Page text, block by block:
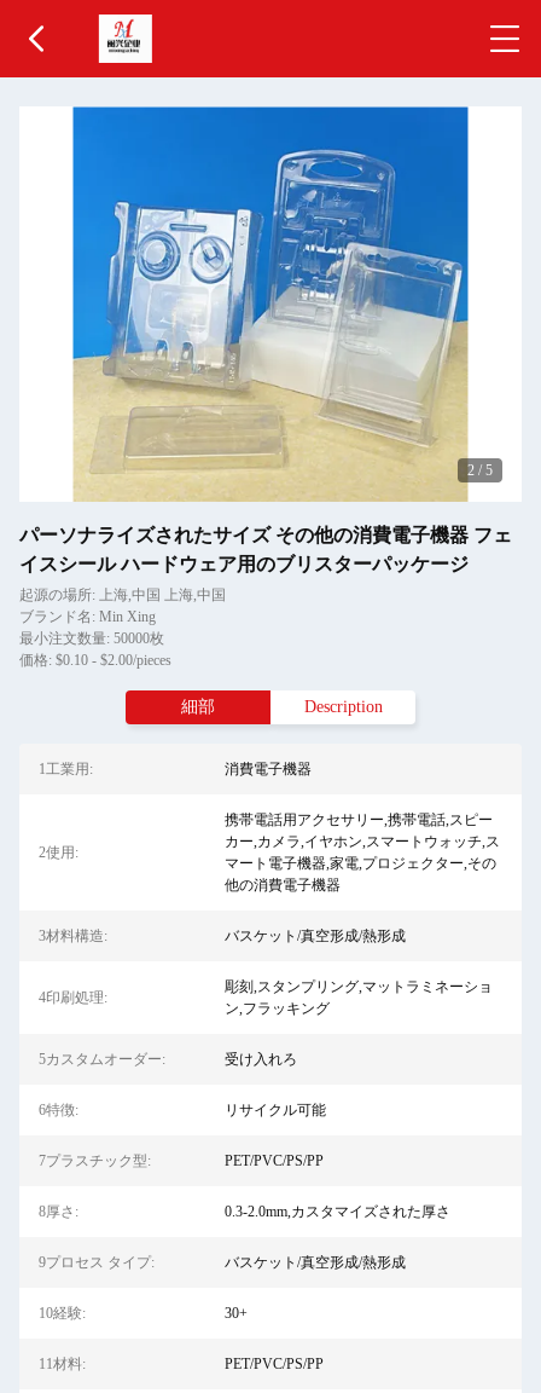
2 / 5
パーソナライズされたサイズ その他の消費電子機器 フェ
イスシール ハードウェア用のブリスターパッケージ
起源の場所: 上海,中国 上海,中国
ブランド名: Min Xing
最小注文数量: 50000枚
価格: $0.10 - $2.00/pieces
細部 Description
1工業用: 消費電子機器
2使用:
携帯電話用アクセサリー,携帯電話,スピー
カー,カメラ,イヤホン,スマートウォッチ,ス
マート電子機器,家電,プロジェクター,その
他の消費電子機器
3材料構造: バスケット/真空形成/熱形成
4印刷処理:
彫刻,スタンプリング,マットラミネーショ
ン,フラッキング
5カスタムオーダー: 受け入れろ
6特徴: リサイクル可能
7プラスチック型: PET/PVC/PS/PP
8厚さ: 0.3-2.0mm,カスタマイズされた厚さ
9プロセス タイプ: バスケット/真空形成/熱形成
10経験: 30+
11材料: PET/PVC/PS/PP